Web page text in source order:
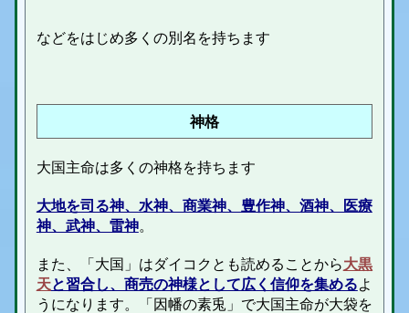
などをはじめ多くの別名を持ちます
神格
大国主命は多くの神格を持ちます
大地を司る神、水神、商業神、豊作神、酒神、医療
神、武神、雷神。
また、「大国」はダイコクとも読めることから大黒
天と習合し、商売の神様として広く信仰を集めるよ
うになります。「因幡の素兎」で大国主命が大袋を